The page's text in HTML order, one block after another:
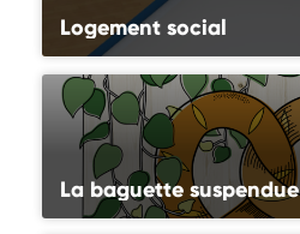
Logement social
La baguette suspendue